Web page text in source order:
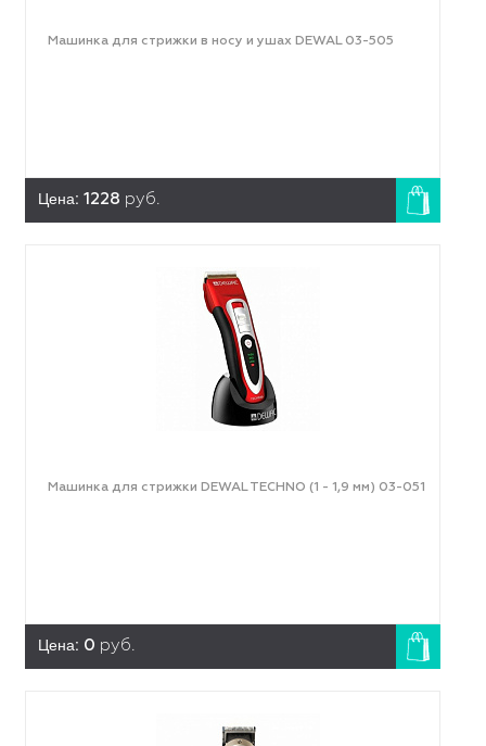
Машинка для стрижки в носу и ушах DEWAL 03-505
Цена: 1228 руб.
Машинка для стрижки DEWAL TECHNO (1 - 1,9 мм) 03-051
Цена: 0 руб.